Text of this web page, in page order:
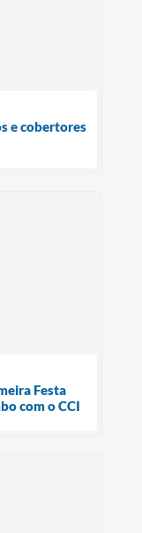
e cobertores
Festa
com o CCI